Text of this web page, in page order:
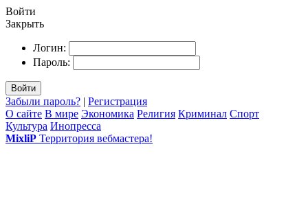
Войти
Закрыть
Логин:
Пароль:
Войти
Забыли пароль? | Регистрация
О сайте В мире Экономика Религия Криминал Спорт
Культура Инопресса
MixliP Территория вебмастера!